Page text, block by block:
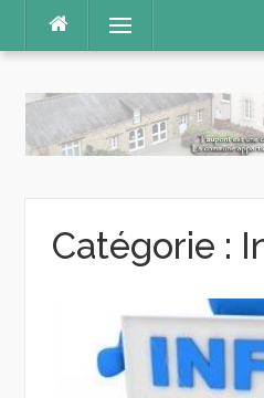
contenu
Menu
Catégorie :